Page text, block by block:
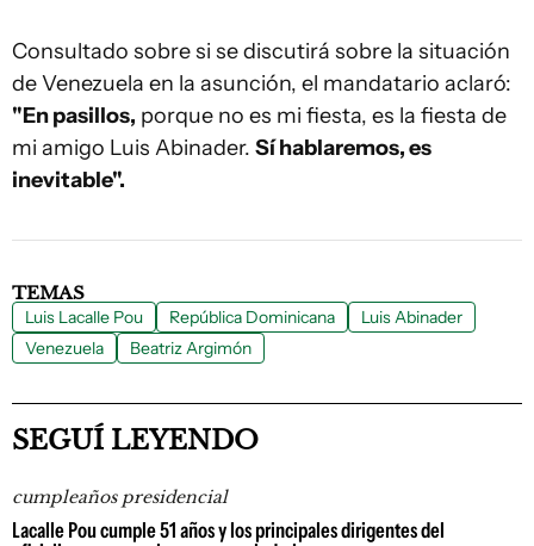
Consultado sobre si se discutirá sobre la situación
de Venezuela en la asunción, el mandatario aclaró:
"En pasillos, porque no es mi fiesta, es la fiesta de
mi amigo Luis Abinader. Sí hablaremos, es
inevitable".
TEMAS
Luis Lacalle Pou República Dominicana
Luis Abinader
Venezuela
Beatriz Argimón
SEGUÍ LEYENDO
cumpleaños presidencial
Lacalle Pou cumple 51 años y los principales dirigentes del